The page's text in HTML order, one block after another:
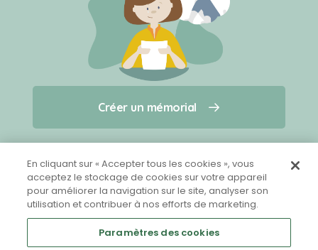
Créer un mémorial
Qui sommes-nous ?
Nous contacter
Partager sur Facebook
Créer un mémorial
En cliquant sur « Accepter tous les cookies », vous
acceptez le stockage de cookies sur votre appareil
pour améliorer la navigation sur le site, analyser son
utilisation et contribuer à nos efforts de marketing.
Paramètres des cookies